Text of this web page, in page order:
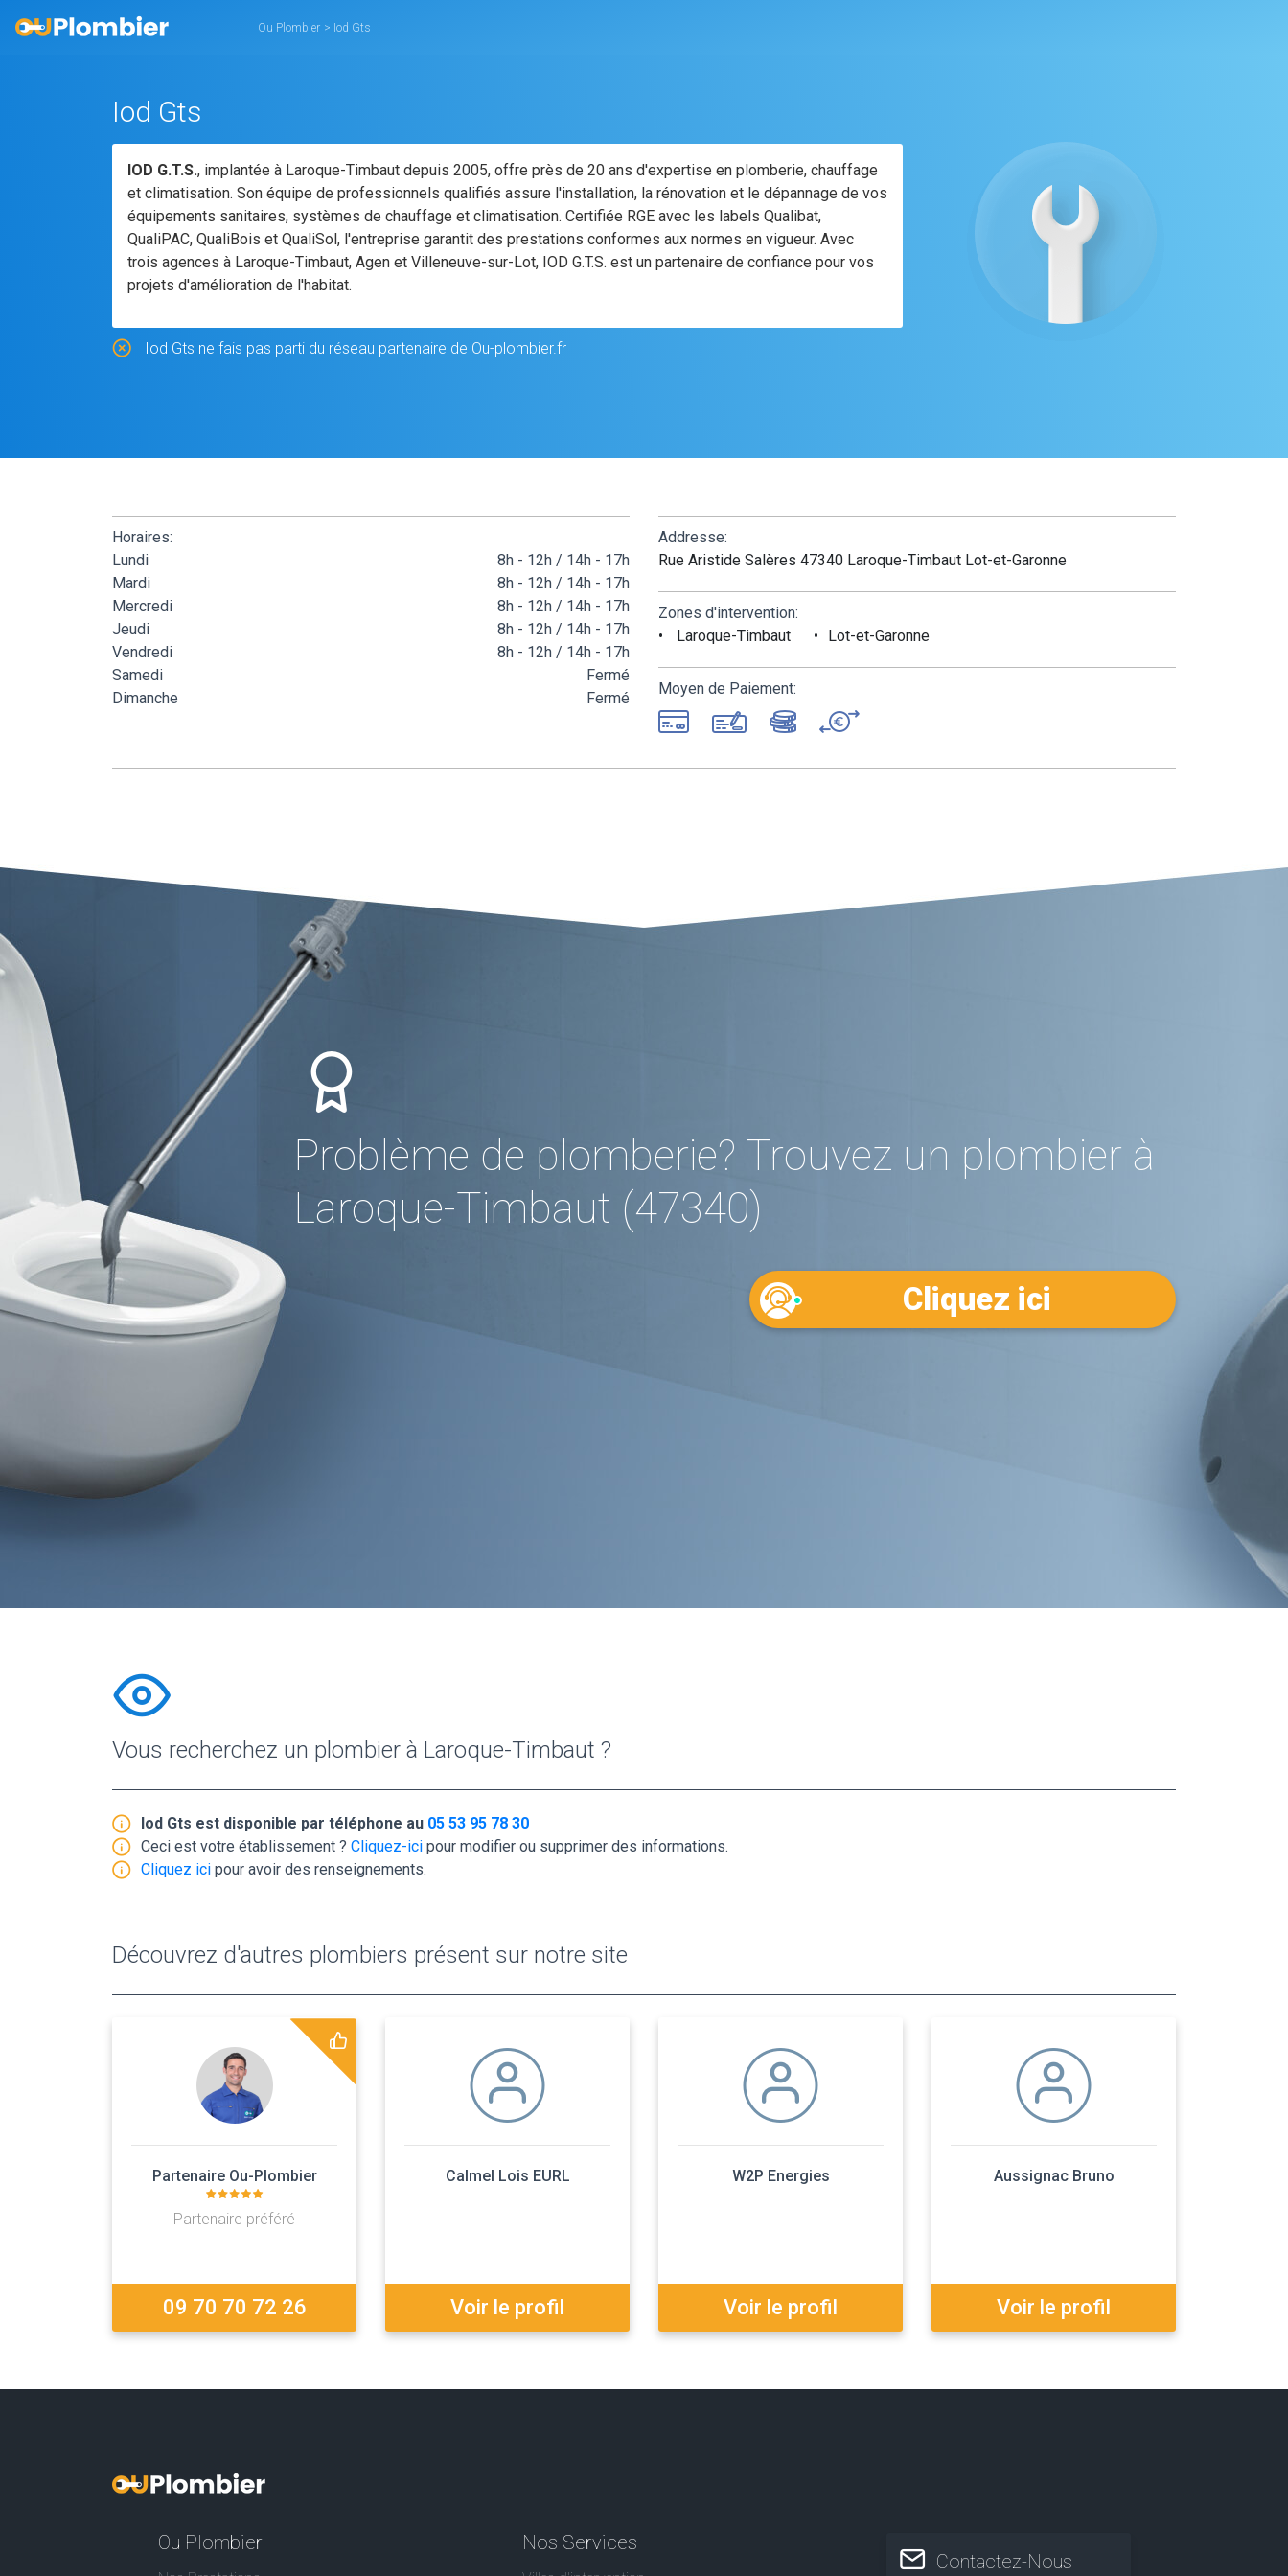
Ou Plombier > Iod Gts
Iod Gts
IOD G.T.S., implantée à Laroque-Timbaut depuis 2005, offre près de 20 ans d'expertise en plomberie, chauffage
et climatisation. Son équipe de professionnels qualifiés assure l'installation, la rénovation et le dépannage de vos
équipements sanitaires, systèmes de chauffage et climatisation. Certifiée RGE avec les labels Qualibat,
QualiPAC, QualiBois et QualiSol, l'entreprise garantit des prestations conformes aux normes en vigueur. Avec
trois agences à Laroque-Timbaut, Agen et Villeneuve-sur-Lot, IOD G.T.S. est un partenaire de confiance pour vos
projets d'amélioration de l'habitat.
Iod Gts ne fais pas parti du réseau partenaire de Ou-plombier.fr
Horaires:
Lundi
8h - 12h / 14h - 17h
Mardi
8h - 12h / 14h - 17h
Mercredi
8h - 12h / 14h - 17h
Jeudi
8h - 12h / 14h - 17h
Vendredi
8h - 12h / 14h - 17h
Samedi
Fermé
Dimanche
Fermé
Addresse:
Rue Aristide Salères 47340 Laroque-Timbaut Lot-et-Garonne
Zones d'intervention:
Laroque-Timbaut
Lot-et-Garonne
Moyen de Paiement:
Problème de plomberie? Trouvez un plombier à
Laroque-Timbaut (47340)
Cliquez ici
Vous recherchez un plombier à Laroque-Timbaut ?
Iod Gts est disponible par téléphone au 05 53 95 78 30
Ceci est votre établissement ? Cliquez-ici pour modifier ou supprimer des informations.
Cliquez ici pour avoir des renseignements.
Découvrez d'autres plombiers présent sur notre site
Partenaire Ou-Plombier
Partenaire préféré
09 70 70 72 26
Calmel Lois EURL
Voir le profil
W2P Energies
Voir le profil
Aussignac Bruno
Voir le profil
Ou Plombier Nos Services
Contactez-Nous